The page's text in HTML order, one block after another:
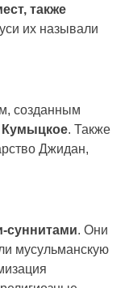
также
их называли
созданным
. Также
Джидан,
суннитами. Они
мусульманскую